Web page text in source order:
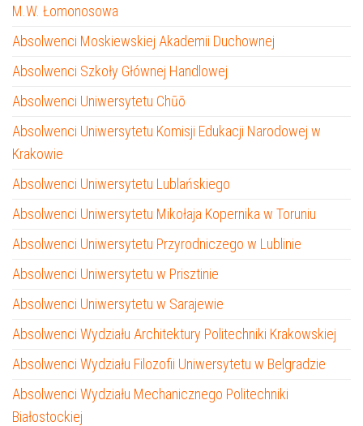
M.W. Łomonosowa
Absolwenci Moskiewskiej Akademii Duchownej
Absolwenci Szkoły Głównej Handlowej
Absolwenci Uniwersytetu Chūō
Absolwenci Uniwersytetu Komisji Edukacji Narodowej w
Krakowie
Absolwenci Uniwersytetu Lublańskiego
Absolwenci Uniwersytetu Mikołaja Kopernika w Toruniu
Absolwenci Uniwersytetu Przyrodniczego w Lublinie
Absolwenci Uniwersytetu w Prisztinie
Absolwenci Uniwersytetu w Sarajewie
Absolwenci Wydziału Architektury Politechniki Krakowskiej
Absolwenci Wydziału Filozofii Uniwersytetu w Belgradzie
Absolwenci Wydziału Mechanicznego Politechniki
Białostockiej